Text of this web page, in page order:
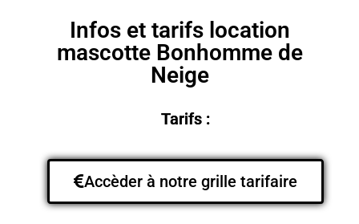
Infos et tarifs location
mascotte Bonhomme de
Neige
Tarifs :
Accèder à notre grille tarifaire